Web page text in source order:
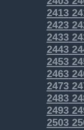
2413
2423
2433
2443
2453
2463
2473
2483
2493
2503